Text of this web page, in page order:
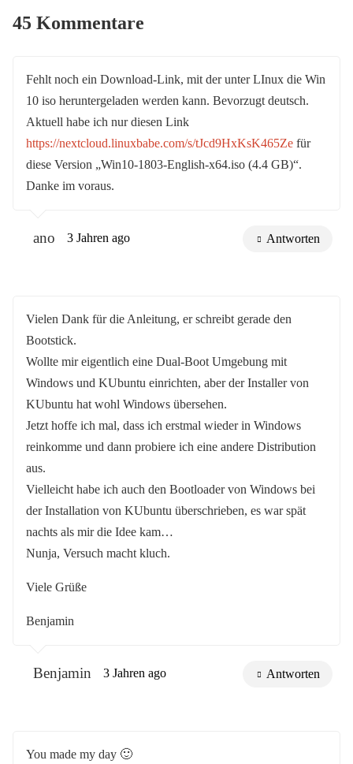
45 Kommentare
Fehlt noch ein Download-Link, mit der unter LInux die Win
10 iso heruntergeladen werden kann. Bevorzugt deutsch.
Aktuell habe ich nur diesen Link
https://nextcloud.linuxbabe.com/s/tJcd9HxKsK465Ze für
diese Version „Win10-1803-English-x64.iso (4.4 GB)“.
Danke im voraus.
ano 3 Jahren ago Antworten
Vielen Dank für die Anleitung, er schreibt gerade den
Bootstick.
Wollte mir eigentlich eine Dual-Boot Umgebung mit
Windows und KUbuntu einrichten, aber der Installer von
KUbuntu hat wohl Windows übersehen.
Jetzt hoffe ich mal, dass ich erstmal wieder in Windows
reinkomme und dann probiere ich eine andere Distribution
aus.
Vielleicht habe ich auch den Bootloader von Windows bei
der Installation von KUbuntu überschrieben, es war spät
nachts als mir die Idee kam…
Nunja, Versuch macht kluch.
Viele Grüße
Benjamin
Benjamin 3 Jahren ago Antworten
You made my day 🙂